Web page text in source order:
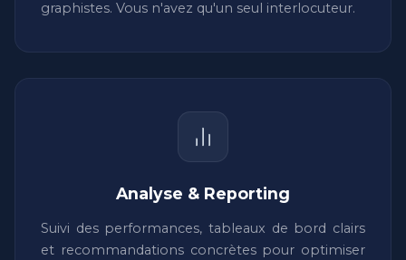
graphistes. Vous n'avez qu'un seul interlocuteur.
Analyse & Reporting
Suivi des performances, tableaux de bord clairs
et recommandations concrètes pour optimiser